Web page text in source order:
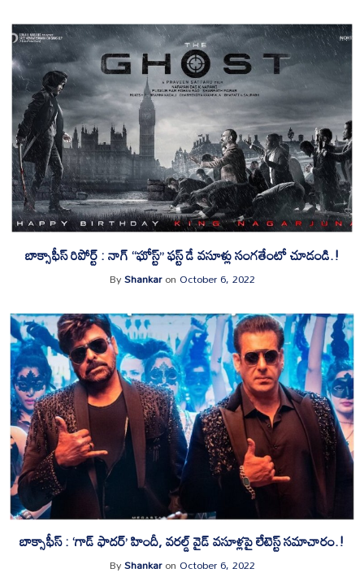
బాక్సాఫీస్ రిపోర్ట్ : నాగ్ “ఘోస్ట్” ఫస్ట్ డే వసూళ్లు సంగతేంటో చూడండి.!
ByShankaron October 6, 2022
బాక్సాఫీస్ : ‘గాడ్ ఫాదర్’ హిందీ, వరల్డ్ వైడ్ వసూళ్లపై లేటెస్ట్ సమాచారం.!
ByShankaron October 6, 2022